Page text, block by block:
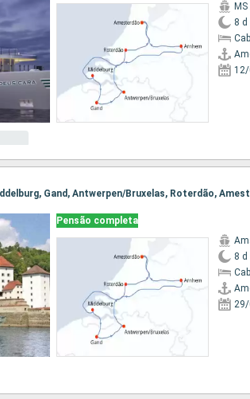
8 d
Gand, Antwerpen/Bruxelas, Roterdão,
Pensão completa
8 d